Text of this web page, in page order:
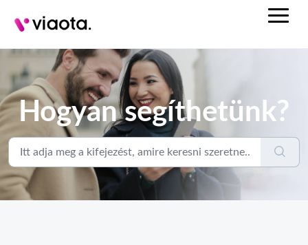
Hogyan segíthetünk?